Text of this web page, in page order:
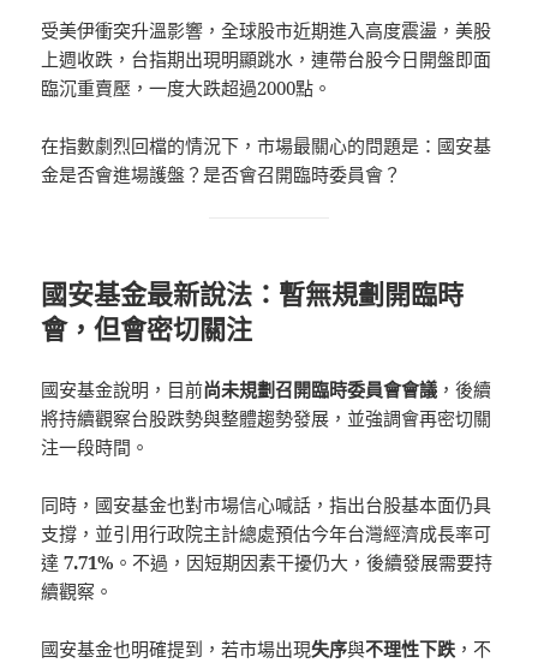
受美伊衝突升溫影響，全球股市近期進入高度震盪，美股
上週收跌，台指期出現明顯跳水，連帶台股今日開盤即面
臨沉重賣壓，一度大跌超過2000點。
在指數劇烈回檔的情況下，市場最關心的問題是：國安基
金是否會進場護盤？是否會召開臨時委員會？
國安基金最新說法：暫無規劃開臨時
會，但會密切關注
國安基金說明，目前尚未規劃召開臨時委員會會議 ，後續
將持續觀察台股跌勢與整體趨勢發展，並強調會再密切關
注一段時間。
同時，國安基金也對市場信心喊話，指出台股基本面仍具
支撐，並引用行政院主計總處預估今年台灣經濟成長率可
達7.71% 。不過，因短期因素干擾仍大，後續發展需要持
續觀察。
國安基金也明確提到，若市場出現失序與不理性下跌 ，不